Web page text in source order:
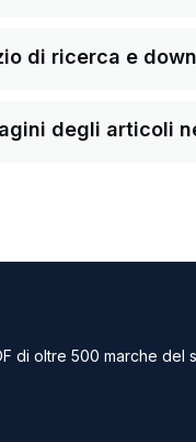
di ricerca e
degli articoli
di oltre 500 marche del